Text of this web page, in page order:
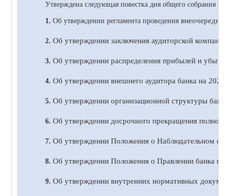
Утверждена следующая повестка дня общего собрания
1. Об утверждении регламента проведения
2. Об утверждении заключения аудиторской
3. Об утверждении распределения прибылей и
4. Об утверждении внешнего аудитора банка на 202
5. Об утверждении организационной структуры
6. Об утверждении досрочного прекращения
7. Об утверждении Положения о Наблюдательном
8. Об утверждении Положения о Правлении банка в
9. Об утверждении внутренних нормативных